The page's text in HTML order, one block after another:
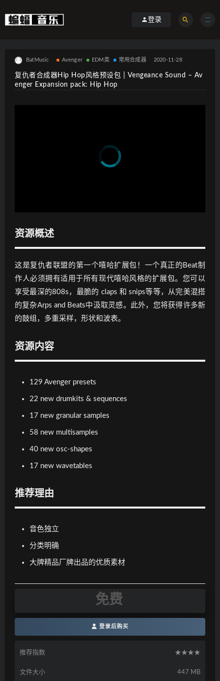
登录
BatMusic Avenger EDM类 常用合成器 2020-11-28
复仇者合成器Hip Hop风格预设包 | Vengeance Sound – Av
enger Expansion pack: Hip Hop
资源概述
这是复仇者联盟的第一个嘻哈扩展包！一个真正的Beat制
作人必须拥有适用于所有现代嘻哈风格的扩展包。您可以
享受最深的808s，最脆的 claps 和 snips等等，从完美混搭
的复杂Arps and Beats中汲取灵感。此外，您将获得许多新
的鼓组，多重采样，形状和波表。
资源内容
129 Avenger presets
22 new drumkits & sequences
17 new granular samples
58 new multisamples
40 new osc-shapes
17 new wavetables
推荐理由
音色独立
分类明确
大牌精品厂牌出品的优质素材
免费
登录后购买
推荐指数 ★★★★
文件大小 447 MB